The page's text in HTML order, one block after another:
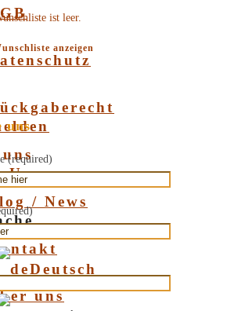
/ News
uns
ist leer.
anzeigen
Up
Deutsch
uns
(required)